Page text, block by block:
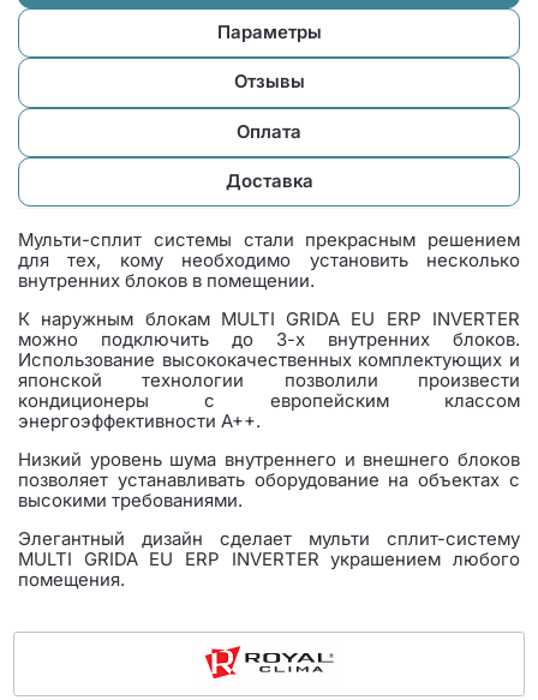
Параметры
Отзывы
Оплата
Доставка
Мульти-сплит системы стали прекрасным решением
для тех, кому необходимо установить несколько
внутренних блоков в помещении.
К наружным блокам MULTI GRIDA EU ERP INVERTER
можно подключить до 3-х внутренних блоков.
Использование высококачественных комплектующих и
японской технологии позволили произвести
кондиционеры с европейским классом
энергоэффективности А++.
Низкий уровень шума внутреннего и внешнего блоков
позволяет устанавливать оборудование на объектах с
высокими требованиями.
Элегантный дизайн сделает мульти сплит-систему
MULTI GRIDA EU ERP INVERTER украшением любого
помещения.